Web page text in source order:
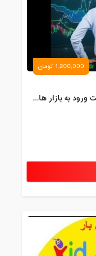
1,200,000 تومان
تحلیل تکنیکال مقدماتی جهت ورود به بازار های مالی (رمز ارز و فارکس )